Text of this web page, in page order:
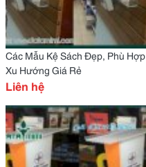
Các Mẫu Kệ Sách Đẹp, Phù Hợp
Xu Hướng Giá Rẻ
Liên hệ